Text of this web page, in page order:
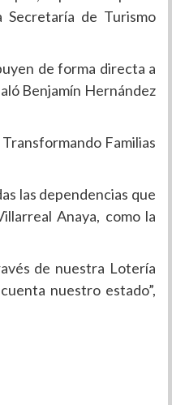
de Turismo
de forma directa a
Benjamín Hernández
Familias
las dependencias que
Anaya, como la
de nuestra Lotería
nuestro estado”,